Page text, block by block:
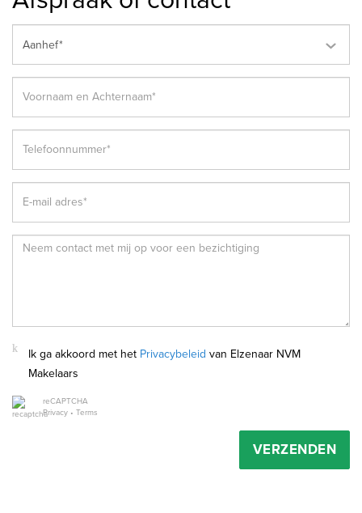
Aanhef*
Ik ga akkoord met het Privacybeleid van Elzenaar NVM
Makelaars
reCAPTCHA
Privacy • Terms
VERZENDEN